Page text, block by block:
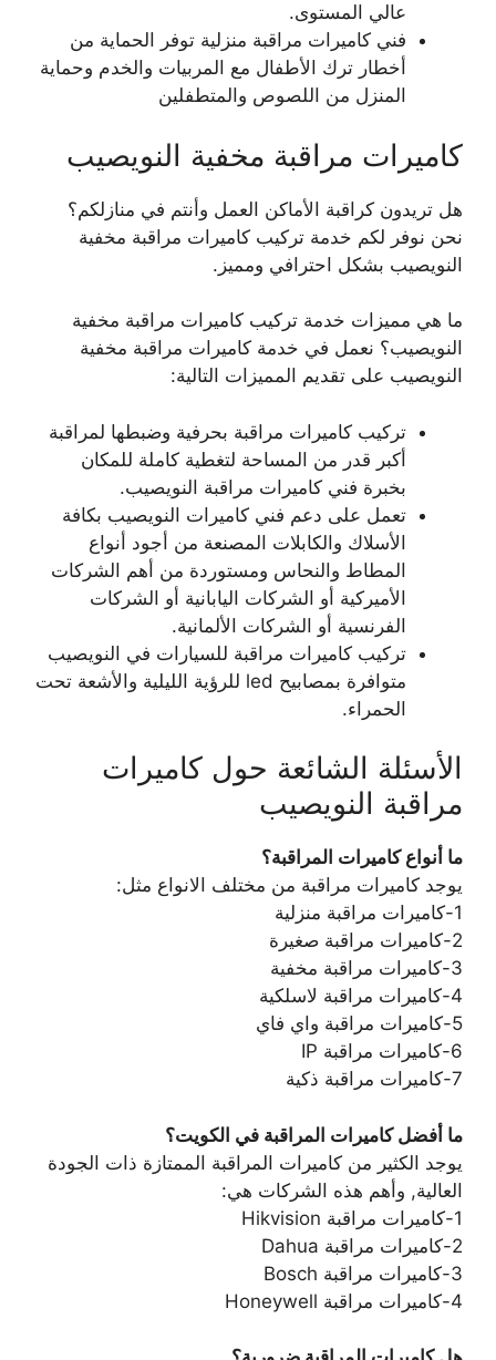
عالي المستوى.
فني كاميرات مراقبة منزلية توفر الحماية من
أخطار ترك الأطفال مع المربيات والخدم وحماية
المنزل من اللصوص والمتطفلين
كاميرات مراقبة مخفية النويصيب
هل تريدون كراقبة الأماكن العمل وأنتم في منازلكم؟
نحن نوفر لكم خدمة تركيب كاميرات مراقبة مخفية
النويصيب بشكل احترافي ومميز.
ما هي مميزات خدمة تركيب كاميرات مراقبة مخفية
النويصيب؟ نعمل في خدمة كاميرات مراقبة مخفية
النويصيب على تقديم المميزات التالية:
تركيب كاميرات مراقبة بحرفية وضبطها لمراقبة
أكبر قدر من المساحة لتغطية كاملة للمكان
بخبرة فني كاميرات مراقبة النويصيب.
تعمل على دعم فني كاميرات النويصيب بكافة
الأسلاك والكابلات المصنعة من أجود أنواع
المطاط والنحاس ومستوردة من أهم الشركات
الأميركية أو الشركات اليابانية أو الشركات
الفرنسية أو الشركات الألمانية.
تركيب كاميرات مراقبة للسيارات في النويصيب
متوافرة بمصابيح led للرؤية الليلية والأشعة تحت
الحمراء.
الأسئلة الشائعة حول كاميرات
مراقبة النويصيب
ما أنواع كاميرات المراقبة؟
يوجد كاميرات مراقبة من مختلف الانواع مثل:
1-كاميرات مراقبة منزلية
2-كاميرات مراقبة صغيرة
3-كاميرات مراقبة مخفية
4-كاميرات مراقبة لاسلكية
5-كاميرات مراقبة واي فاي
6-كاميرات مراقبة IP
7-كاميرات مراقبة ذكية
ما أفضل كاميرات المراقبة في الكويت؟
يوجد الكثير من كاميرات المراقبة الممتازة ذات الجودة
العالية, وأهم هذه الشركات هي:
1-كاميرات مراقبة Hikvision
2-كاميرات مراقبة Dahua
3-كاميرات مراقبة Bosch
4-كاميرات مراقبة Honeywell